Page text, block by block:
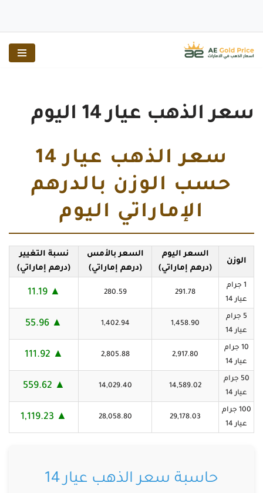
سعر الذهب عيار 14 اليوم
سعر الذهب عيار 14
حسب الوزن بالدرهم
الإماراتي اليوم
الوزن
السعر اليوم
(درهم إماراتي)
السعر بالأمس
(درهم إماراتي)
نسبة التغيير
(درهم إماراتي)
1 جرام
عيار 14
291.78
280.59
▲ 11.19
5 جرام
عيار 14
1,458.90
1,402.94
▲ 55.96
10 جرام
عيار 14
2,917.80
2,805.88
▲ 111.92
50 جرام
عيار 14
14,589.02
14,029.40
▲ 559.62
100 جرام
عيار 14
29,178.03
28,058.80
▲ 1,119.23
حاسبة سعر الذهب عيار 14